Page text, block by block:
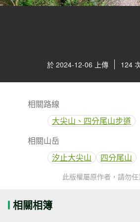
於 2024-12-06 上傳 124
相關路線
大尖山、四分尾山步道
相關山岳
汐止大尖山
四分尾山
此版權屬原作者，請勿
相關相簿